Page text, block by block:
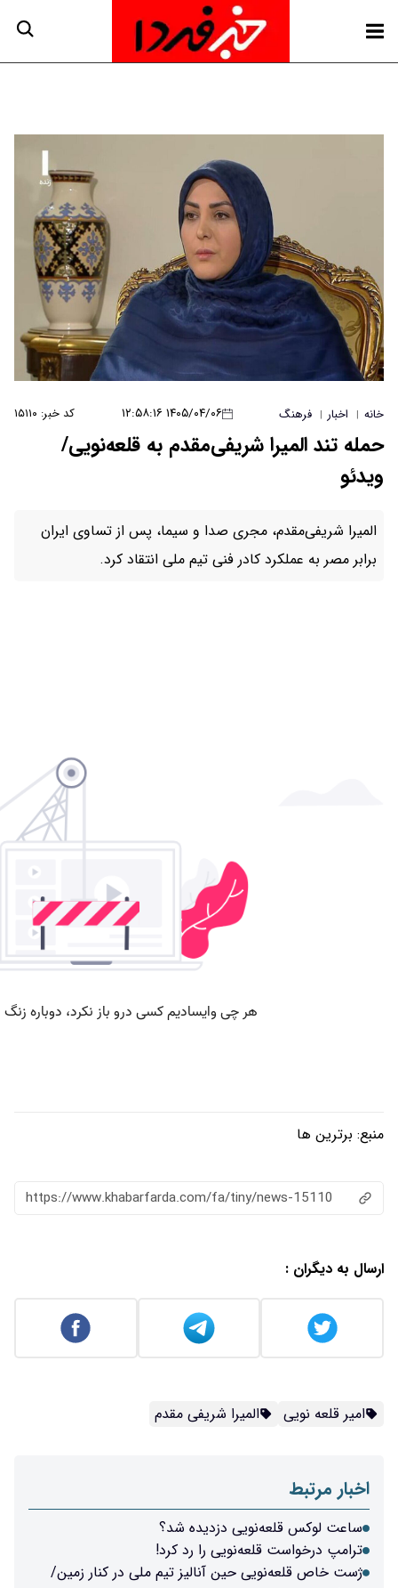
۱۴۰۵/۰۴/۰۶ ۱۲:۵۸:۱۶ کد خبر: ۱۵۱۱۰
به قلعه‌نویی/
صدا و سیما، پس از تساوی ایران
فنی تیم ملی انتقاد کرد.
https://www.khabarfarda.com/fa/
شریفی مقدم
دزدیده شد؟
را رد کرد!
آنالیز تیم ملی در کنار زمین/